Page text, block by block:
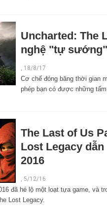
Uncharted: The
nghệ "tự
, 18/8/17
Cơ chế đóng băng thời gian
phép bạn có được những
The Last of Us
Lost Legacy
2016
, 5/12/16
đã hé lộ một loạt tựa game, và
Lost Legacy.